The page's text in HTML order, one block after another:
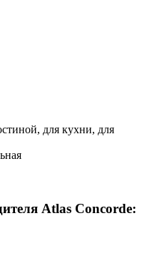
для кухни, для
Atlas Concorde: